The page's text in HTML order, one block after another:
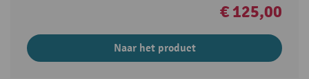
€ 125,00
Naar het product